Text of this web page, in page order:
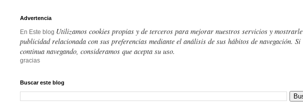
Advertencia
En Este blog Utilizamos cookies propias y de terceros para mejorar nuestros servicios y mostrarle
publicidad relacionada con sus preferencias mediante el análisis de sus hábitos de navegación. Si
continua navegando, consideramos que acepta su uso.
gracias
Buscar este blog